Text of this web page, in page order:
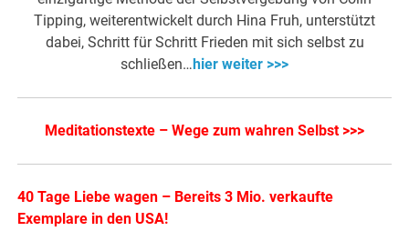
Tipping, weiterentwickelt durch Hina Fruh, unterstützt
dabei, Schritt für Schritt Frieden mit sich selbst zu
schließen… hier weiter >>>
Meditationstexte – Wege zum wahren Selbst >>>
40 Tage Liebe wagen – Bereits 3 Mio. verkaufte
Exemplare in den USA!